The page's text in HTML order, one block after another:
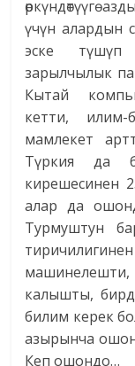
өркүндөтүүгө
үчүн алардын
эске түшүп
зарылчылык
Кытай
кетти,
мамлекет
Түркия да
кирешесинен
алар да
Турмуштун
машинелешти,
калышты,
билим керек
азырынча
Кеп ошондо…